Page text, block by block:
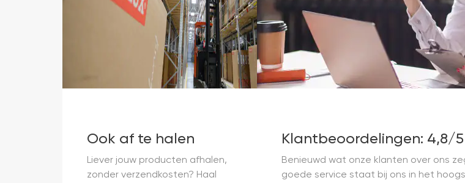
Ook af te halen
Liever jouw producten afhalen,
zonder verzendkosten? Haal
Klantbeoordelingen: 4,8/5
Benieuwd wat onze klanten over ons
goede service staat bij ons in het